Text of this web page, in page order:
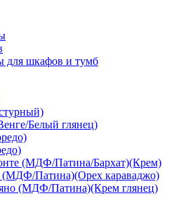
для шкафов и тумб
Белый глянец)
(МДФ/Патина/Бархат)(Крем)
(МДФ/Патина)(Орех караваджо)
(МДФ/Патина)(Крем глянец)